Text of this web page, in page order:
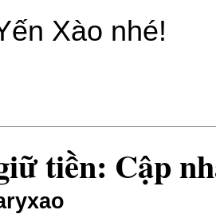
Xào nhé!
tiền: Cập